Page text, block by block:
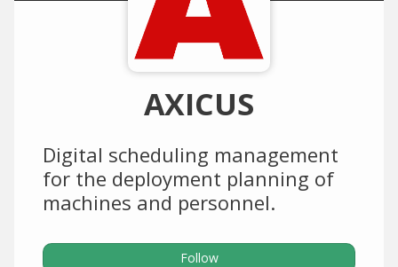
AXICUS
Digital scheduling management
for the deployment planning of
machines and personnel.
Follow